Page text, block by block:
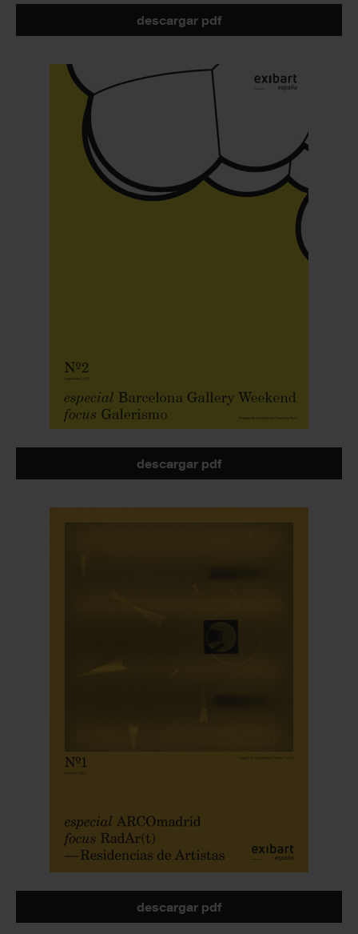
descargar pdf
descargar pdf
descargar pdf